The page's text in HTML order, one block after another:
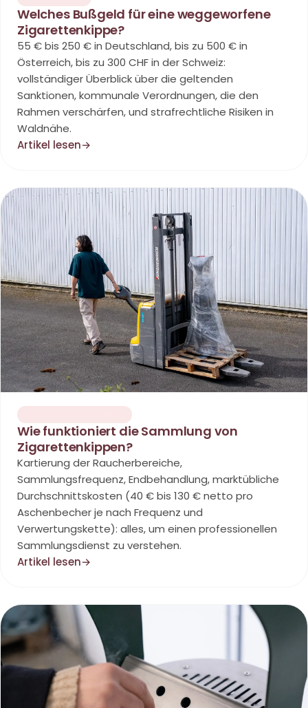
Welches Bußgeld für eine weggeworfene
Zigarettenkippe?
55 € bis 250 € in Deutschland, bis zu 500 € in
Österreich, bis zu 300 CHF in der Schweiz:
vollständiger Überblick über die geltenden
Sanktionen, kommunale Verordnungen, die den
Rahmen verschärfen, und strafrechtliche Risiken in
Waldnähe.
Artikel lesen→
Wie funktioniert die Sammlung von
Zigarettenkippen?
Kartierung der Raucherbereiche,
Sammlungsfrequenz, Endbehandlung, marktübliche
Durchschnittskosten (40 € bis 130 € netto pro
Aschenbecher je nach Frequenz und
Verwertungskette): alles, um einen professionellen
Sammlungsdienst zu verstehen.
Artikel lesen→